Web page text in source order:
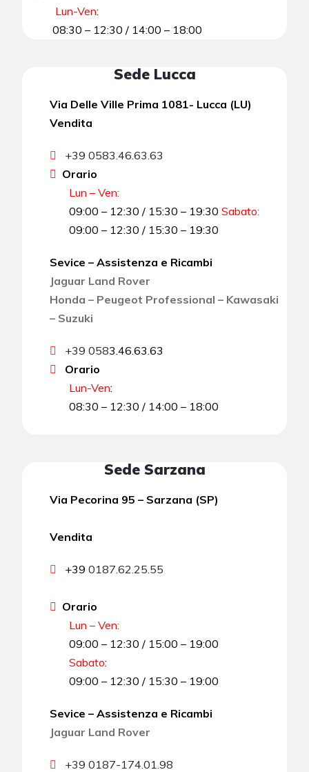
Lun-Ven:
08:30 – 12:30 / 14:00 – 18:00
Sede Lucca
Via Delle Ville Prima 1081- Lucca (LU)
Vendita
+39 0583.46.63.63
Orario
Lun – Ven:
09:00 – 12:30 / 15:30 – 19:30 Sabato:
09:00 – 12:30 / 15:30 – 19:30
Sevice – Assistenza e Ricambi
Jaguar Land Rover
Honda – Peugeot Professional – Kawasaki
– Suzuki
+39 0583.46.63.63
Orario
Lun-Ven:
08:30 – 12:30 / 14:00 – 18:00
Sede Sarzana
Via Pecorina 95 – Sarzana (SP)
Vendita
+390187.62.25.55
Orario
Lun – Ven:
09:00 – 12:30 / 15:00 – 19:00
Sabato:
09:00 – 12:30 / 15:30 – 19:00
Sevice – Assistenza e Ricambi
Jaguar Land Rover
+39 0187-174.01.98